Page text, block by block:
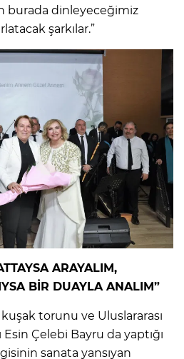
burada dinleyeceğimiz
şarkılar.”
ARAYALIM,
BİR DUAYLA ANALIM”
kuşak torunu ve Uluslararası
Esin Çelebi Bayru da yaptığı
sanata yansıyan